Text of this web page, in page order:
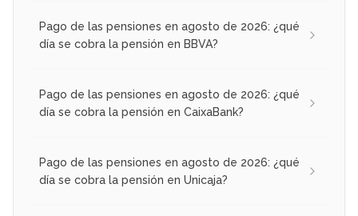
Pago de las pensiones en agosto de 2026: ¿qué
día se cobra la pensión en BBVA?
Pago de las pensiones en agosto de 2026: ¿qué
día se cobra la pensión en CaixaBank?
Pago de las pensiones en agosto de 2026: ¿qué
día se cobra la pensión en Unicaja?